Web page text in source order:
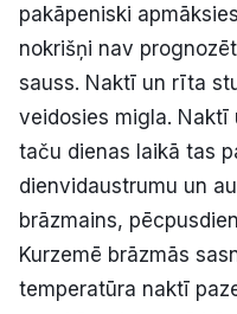
pakāpeniski
nokrišņi nav
sauss. Naktī un rīta
veidosies migla. Naktī
taču dienas laikā tas
dienvidaustrumu un
brāzmains,
Kurzemē brāzmās
temperatūra naktī